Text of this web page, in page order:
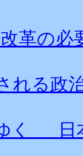
革の必
れる
く 日